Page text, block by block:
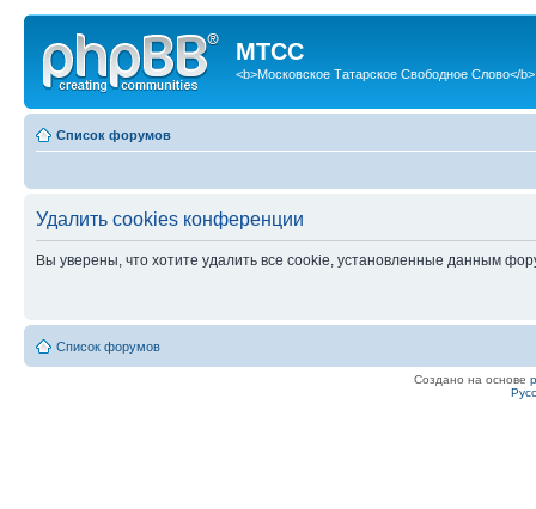
МТСС
<b>Московское Татарское Свободное Слово</b>
Список форумов
Удалить cookies конференции
Вы уверены, что хотите удалить все cookie, установленные данным
Список форумов
Создано на основе